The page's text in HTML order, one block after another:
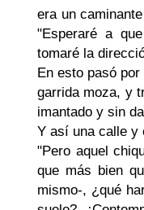
era un
"Esperaré a
tomaré la
En esto pasó
garrida moza, y
imantado y sin
Y así una calle y
"Pero aquel
que más bien
mismo-, ¿qué